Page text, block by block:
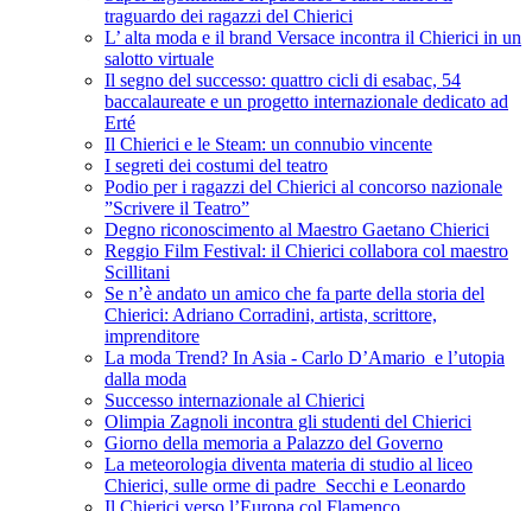
traguardo dei ragazzi del Chierici
L’ alta moda e il brand Versace incontra il Chierici in un
salotto virtuale
Il segno del successo: quattro cicli di esabac, 54
baccalaureate e un progetto internazionale dedicato ad
Erté
Il Chierici e le Steam: un connubio vincente
I segreti dei costumi del teatro
Podio per i ragazzi del Chierici al concorso nazionale
”Scrivere il Teatro”
Degno riconoscimento al Maestro Gaetano Chierici
Reggio Film Festival: il Chierici collabora col maestro
Scillitani
Se n’è andato un amico che fa parte della storia del
Chierici: Adriano Corradini, artista, scrittore,
imprenditore
La moda Trend? In Asia - Carlo D’Amario e l’utopia
dalla moda
Successo internazionale al Chierici
Olimpia Zagnoli incontra gli studenti del Chierici
Giorno della memoria a Palazzo del Governo
La meteorologia diventa materia di studio al liceo
Chierici, sulle orme di padre Secchi e Leonardo